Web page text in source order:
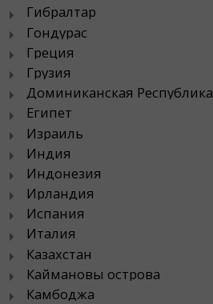
Гибралтар
Гондурас
Греция
Грузия
Доминиканская Республика
Египет
Израиль
Индия
Индонезия
Ирландия
Испания
Италия
Казахстан
Каймановы острова
Камбоджа